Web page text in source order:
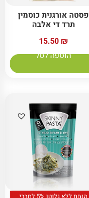
פסטה אורגנית כוסמין
תרד די אלבה
15.50 ₪
הוספה לסל
הנחת ללא גלוטן 5% לחברי